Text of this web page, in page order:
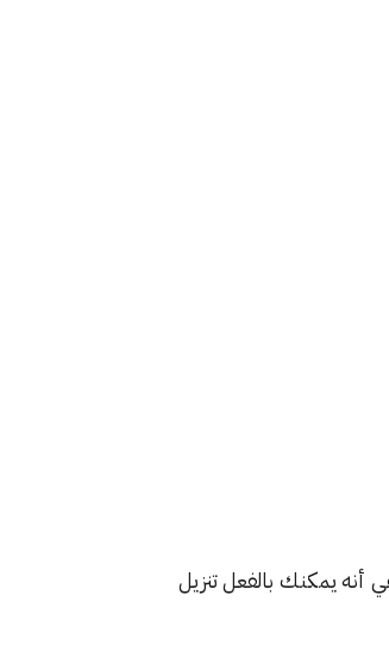
أنه يمكنك بالفعل تنزيل